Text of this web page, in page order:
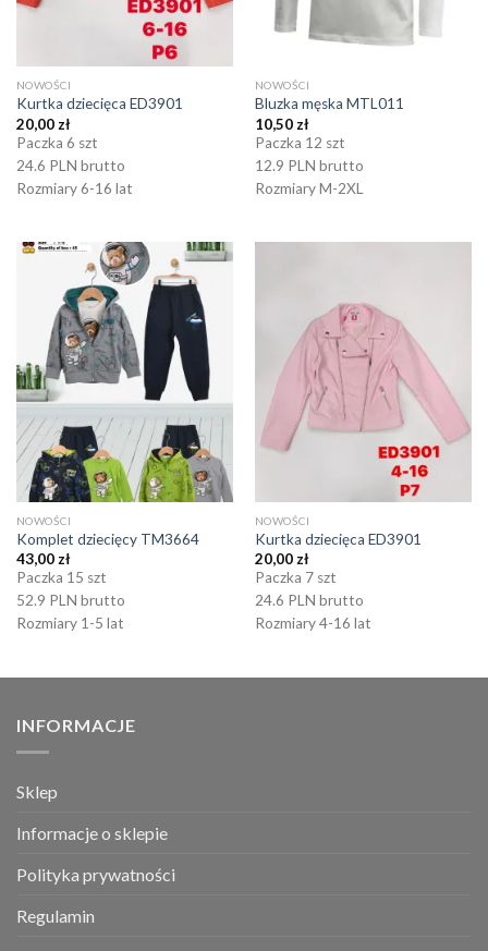
NOWOŚCI
Kurtka dziecięca ED3901
20,00 zł
Paczka 6 szt
24.6 PLN brutto
Rozmiary 6-16 lat
NOWOŚCI
Bluzka męska MTL011
10,50 zł
Paczka 12 szt
12.9 PLN brutto
Rozmiary M-2XL
NOWOŚCI
Komplet dziecięcy TM3664
43,00zł
Paczka 15 szt
52.9 PLN brutto
Rozmiary 1-5 lat
NOWOŚCI
Kurtka dziecięca ED3901
20,00zł
Paczka 7 szt
24.6 PLN brutto
Rozmiary 4-16 lat
INFORMACJE
Sklep
Informacje o sklepie
Polityka prywatności
Regulamin